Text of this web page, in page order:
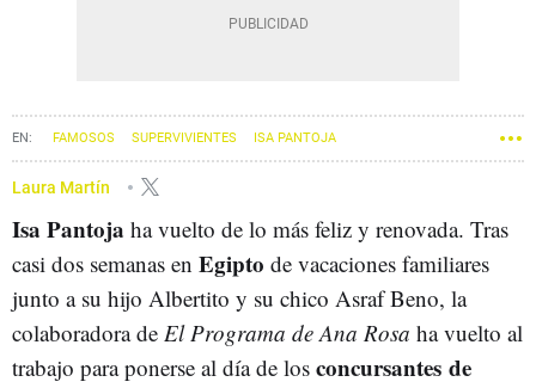
FAMOSOS SUPERVIVIENTES ISA PANTOJA
Laura Martín
Isa Pantoja ha vuelto de lo más feliz y renovada. Tras
casi dos semanas en Egipto de vacaciones familiares
junto a su hijo Albertito y su chico Asraf Beno, la
colaboradora de El Programa de Ana Rosa ha vuelto al
trabajo para ponerse al día de los concursantes de